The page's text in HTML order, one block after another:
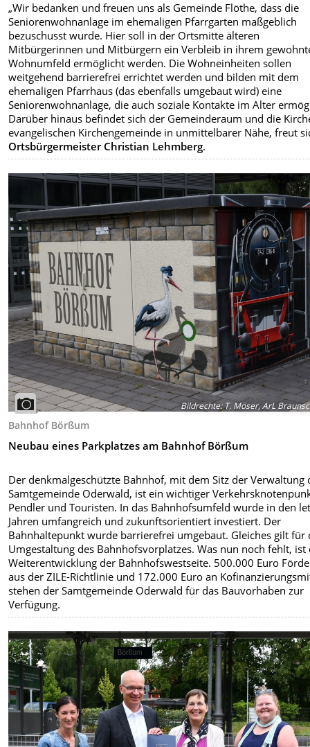
„Wir bedanken und freuen uns als Gemeinde Flöthe, dass die
Seniorenwohnanlage im ehemaligen Pfarrgarten maßgeblich
bezuschusst wurde. Hier soll in der Ortsmitte älteren
Mitbürgerinnen und Mitbürgern ein Verbleib in ihrem
Wohnumfeld ermöglicht werden. Die Wohneinheiten sollen
weitgehend barrierefrei errichtet werden und bilden mit dem
ehemaligen Pfarrhaus (das ebenfalls umgebaut wird) eine
Seniorenwohnanlage, die auch soziale Kontakte im Alter
Darüber hinaus befindet sich der Gemeinderaum und die
evangelischen Kirchengemeinde in unmittelbarer Nähe, freut
Ortsbürgermeister Christian Lehmberg.
Bildrechte:T. Möser, ArL
Bahnhof Börßum
Neubau eines Parkplatzes am Bahnhof Börßum
Der denkmalgeschützte Bahnhof, mit dem Sitz der Verwaltung
Samtgemeinde Oderwald, ist ein wichtiger
Pendler und Touristen. In das Bahnhofsumfeld wurde in den
Jahren umfangreich und zukunftsorientiert investiert. Der
Bahnhaltepunkt wurde barrierefrei umgebaut. Gleiches gilt für
Umgestaltung des Bahnhofsvorplatzes. Was nun noch fehlt, ist
Weiterentwicklung der Bahnhofswestseite. 500.000 Euro
aus der ZILE-Richtlinie und 172.000 Euro an
stehen der Samtgemeinde Oderwald für das Bauvorhaben zur
Verfügung.